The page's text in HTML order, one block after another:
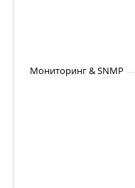
Мониторинг & SNMP